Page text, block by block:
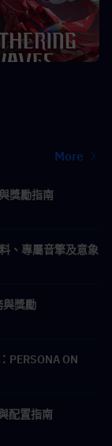
More
獎勵指南
、專屬音擎及意象
與獎勵
PERSONA ON
配置指南